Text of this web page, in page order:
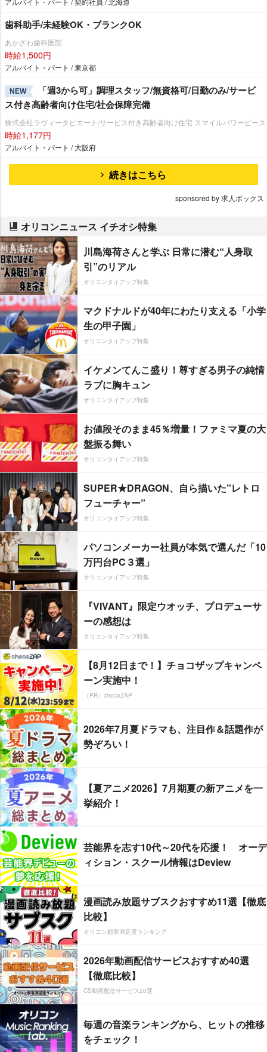
歯科助手/未経験OK・ブランクOK
あかざわ歯科医院
時給1,500円
アルバイト・パート / 東京都
NEW
「週3から可」調理スタッフ/無資格可/日勤のみ/サービ
ス付き高齢者向け住宅/社会保障完備
株式会社ラヴィータピエーナ/サービス付き高齢者向け住宅 スマイルパワーピース
時給1,177円
アルバイト・パート / 大阪府
続きはこちら
sponsored by 求人ボックス
オリコンニュース イチオシ特集
川島海荷さんと学ぶ 日常に潜む“人身取
引”のリアル
オリコンタイアップ特集
マクドナルドが40年にわたり支える「小学
生の甲子園」
オリコンタイアップ特集
イケメンてんこ盛り！尊すぎる男子の純情
ラブに胸キュン
オリコンタイアップ特集
お値段そのまま45％増量！ファミマ夏の大
盤振る舞い
オリコンタイアップ特集
SUPER★DRAGON、自ら描いた”レトロ
フューチャー”
オリコンタイアップ特集
パソコンメーカー社員が本気で選んだ「10
万円台PC３選」
オリコンタイアップ特集
『VIVANT』限定ウオッチ、プロデューサ
ーの感想は
オリコンタイアップ特集
【8月12日まで！】チョコザップキャンペ
ーン実施中！
（PR）chocoZAP
2026年7月夏ドラマも、注目作＆話題作が
勢ぞろい！
【夏アニメ2026】7月期夏の新アニメを一
挙紹介！
芸能界を志す10代～20代を応援！ オーデ
ィション・スクール情報はDeview
漫画読み放題サブスクおすすめ11選【徹底
比較】
オリコン顧客満足度ランキング
2026年動画配信サービスおすすめ40選
【徹底比較】
CS動画配信サービス20選
毎週の音楽ランキングから、ヒットの推移
をチェック！